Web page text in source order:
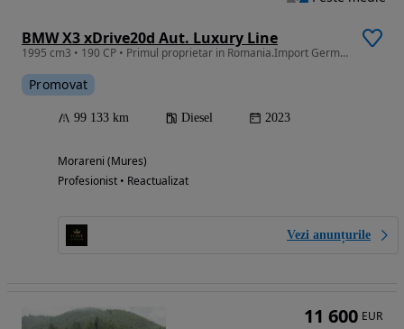
BMW X3 xDrive20d Aut. Luxury Line
1995 cm3 • 190 CP • Primul proprietar in Romania.Import Germania
Promovat
99 133 km Diesel 2023
Morareni (Mures)
Profesionist • Reactualizat
Vezi anunțurile
11 600 EUR